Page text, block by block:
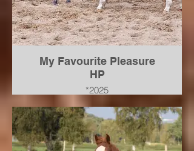
My Favourite Pleasure
HP
*2025
Prämienstute PHS* Freaky
Calmia von For Pleasure-
Landstreicher-Calypso II
verkauft nach Hollan